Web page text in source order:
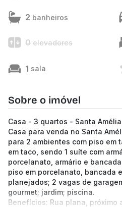
2 banheiros
0 elevadores
1 sala
Sobre o imóvel
Casa - 3 quartos - Santa
Casa para venda no Santa
para 2 ambientes com piso em
em taco, sendo 1 suíte com
porcelanato, armário e
piso em porcelanato, bancada
planejados; 2 vagas de
gourmet; jardim; piscina.
Benefícios: Rua plana, próximo